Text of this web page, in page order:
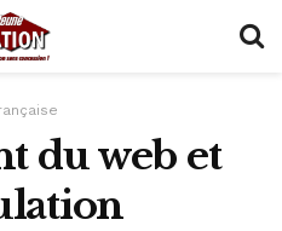
du web et